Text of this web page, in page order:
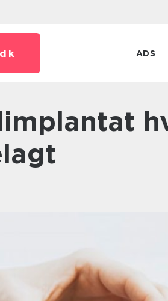
ADS